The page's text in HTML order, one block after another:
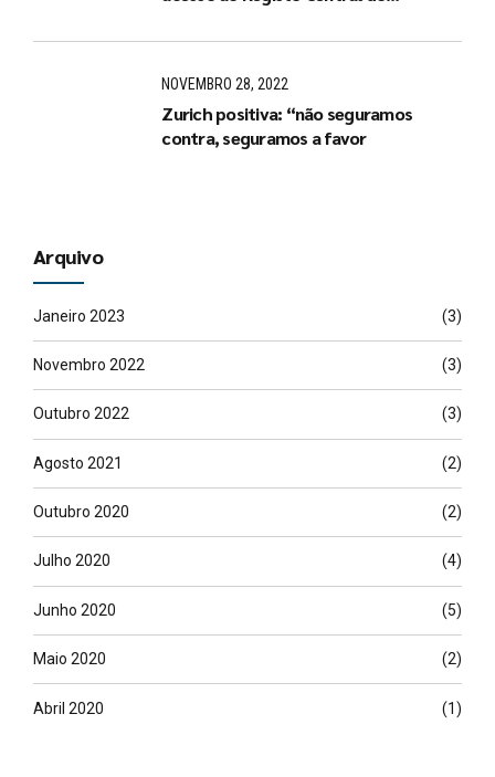
NOVEMBRO 28, 2022
Zurich positiva: “não seguramos
contra, seguramos a favor
Arquivo
Janeiro 2023 (3)
Novembro 2022 (3)
Outubro 2022 (3)
Agosto 2021 (2)
Outubro 2020 (2)
Julho 2020 (4)
Junho 2020 (5)
Maio 2020 (2)
Abril 2020 (1)